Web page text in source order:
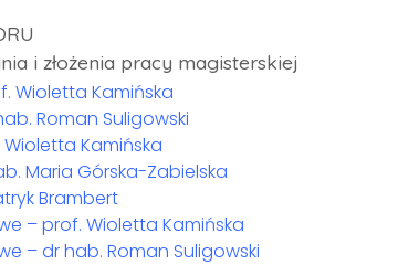
i złożenia pracy magisterskiej
Wioletta Kamińska
Roman Suligowski
Kamińska
Maria Górska-Zabielska
Brambert
– prof. Wioletta Kamińska
– dr hab. Roman Suligowski